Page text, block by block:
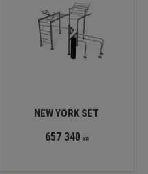
NEW YORK SET
657 340KR